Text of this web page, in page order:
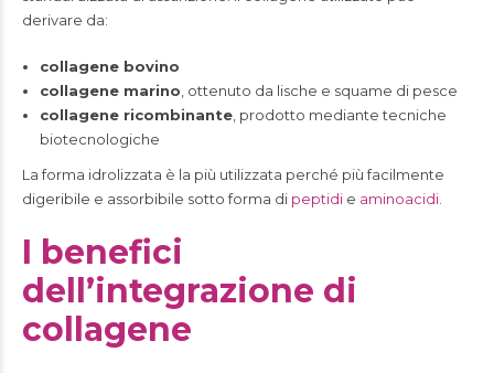
derivare da:
collagene bovino
collagene marino , ottenuto da lische e squame di pesce
collagene ricombinante, prodotto mediante tecniche
biotecnologiche
La forma idrolizzata è la più utilizzata perché più facilmente
digeribile e assorbibile sotto forma di peptidi e aminoacidi
I benefici
dell’integrazione di
collagene